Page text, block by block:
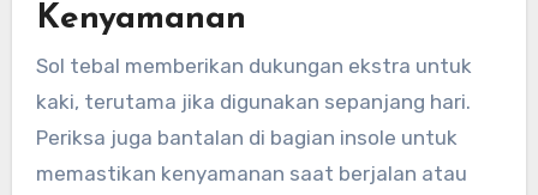
Kenyamanan
Sol tebal memberikan dukungan ekstra untuk
kaki, terutama jika digunakan sepanjang hari.
Periksa juga bantalan di bagian insole untuk
memastikan kenyamanan saat berjalan atau